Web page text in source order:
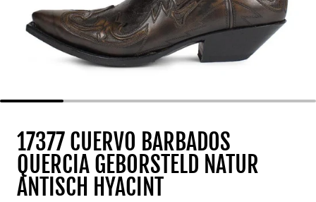
17377 CUERVO BARBADOS
QUERCIA GEBORSTELD NATUR
ANTISCH HYACINT